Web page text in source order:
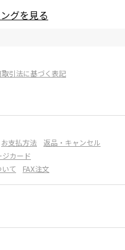
グを見る
取引法に基づく表記
お支払方法
返品・キャンセル
ジカード
いて FAX注文